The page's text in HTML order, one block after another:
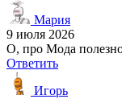
Мария
9 июля 2026
О, про Мода
Ответить
Игорь